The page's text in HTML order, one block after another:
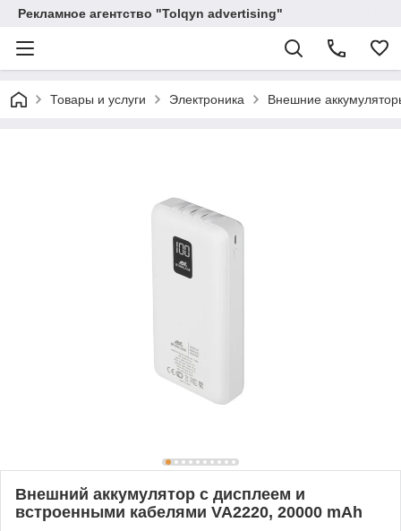
Рекламное агентство "Tolqyn advertising"
Товары и услуги Электроника Внешние
Внешний аккумулятор с дисплеем и
встроенными кабелями VA2220, 20000 mAh